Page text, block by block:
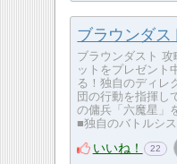
ブラウンダ
ブラウンダスト
ットをプレゼント
る！独自のディレ
団の行動を指揮し
の傭兵「六魔星」
■独自のバトルシ
いいね！ 22